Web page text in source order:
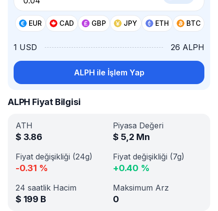
EUR CAD GBP JPY ETH BTC
1 USD 26 ALPH
ALPH ile İşlem Yap
ALPH Fiyat Bilgisi
ATH
$ 3.86
Piyasa Değeri
$ 5,2 Mn
Fiyat değişikliği (24g)
-0.31 %
Fiyat değişikliği (7g)
+0.40 %
24 saatlik Hacim
$ 199 B
Maksimum Arz
0